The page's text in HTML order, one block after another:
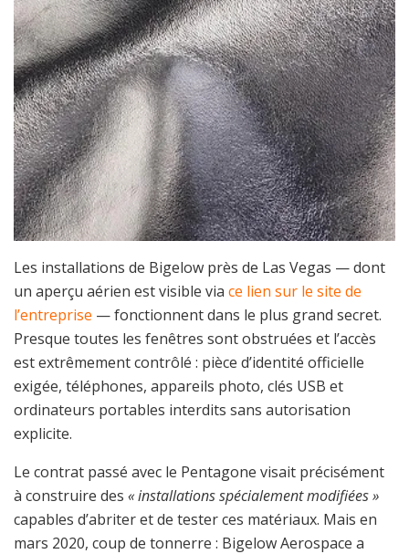
Les installations de Bigelow près de Las Vegas — dont
un aperçu aérien est visible via ce lien sur le site de
l’entreprise — fonctionnent dans le plus grand secret.
Presque toutes les fenêtres sont obstruées et l’accès
est extrêmement contrôlé : pièce d’identité officielle
exigée, téléphones, appareils photo, clés USB et
ordinateurs portables interdits sans autorisation
explicite.
Le contrat passé avec le Pentagone visait précisément
à construire des « installations spécialement modifiées »
capables d’abriter et de tester ces matériaux. Mais en
mars 2020, coup de tonnerre : Bigelow Aerospace a